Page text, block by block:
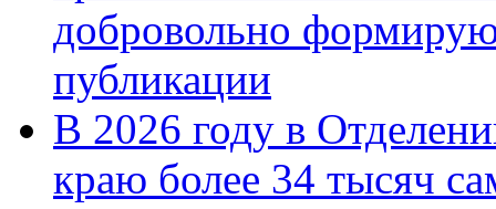
добровольно
публикации
В 2026 году в
краю более 34 тысяч